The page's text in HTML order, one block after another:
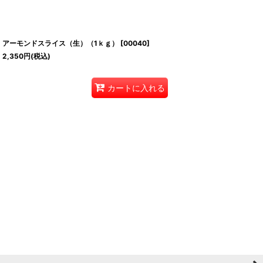
アーモンドスライス（生）（1ｋｇ） [00040]
2,350円(税込)
カートに入れる